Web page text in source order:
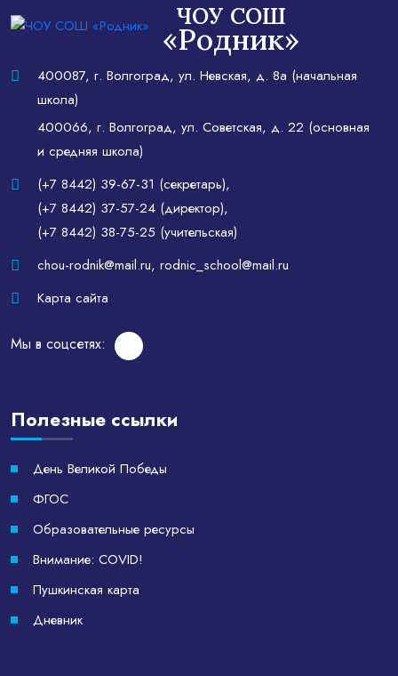
ЧОУ СОШ
«Родник»
400087, г. Волгоград, ул. Невская, д. 8а (начальная
школа)
400066, г. Волгоград, ул. Советская, д. 22 (основная
и средняя школа)
(+7 8442) 39-67-31 (секретарь),
(+7 8442) 37-57-24 (директор),
(+7 8442) 38-75-25 (учительская)
chou-rodnik@mail.ru, rodnic_school@mail.ru
Карта сайта
Мы в соцсетях:
Полезные ссылки
День Великой Победы
ФГОС
Образовательные ресурсы
Внимание: COVID!
Пушкинская карта
Дневник